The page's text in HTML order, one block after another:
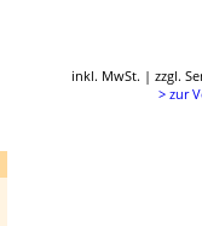
inkl. MwSt. | zzgl.
> zur